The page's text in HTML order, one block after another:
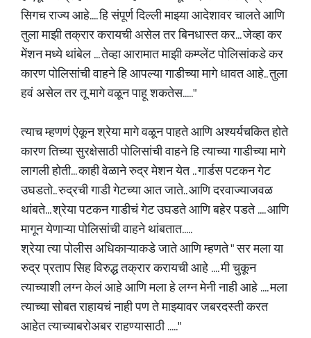
सिगच राज्य आहे.... हि संपूर्ण दिल्ली माझ्या आदेशावर चालते आणि
तुला माझी तक्रार करायची असेल तर बिनधास्त कर... जेव्हा कर
मेंशन मध्ये थांबेल ... तेव्हा आरामात माझी कम्प्लेंट पोलिसांकडे कर
कारण पोलिसांची वाहने हि आपल्या गाडीच्या मागे धावत आहे.. तुला
हवं असेल तर तू मागे वळून पाहू शकतेस....."
त्याच म्हणणं ऐकून श्रेया मागे वळून पाहते आणि अश्यर्यचकित होते
कारण तिच्या सुरक्षेसाठी पोलिसांची वाहने हि त्याच्या गाडीच्या मागे
लागली होती... काही वेळाने रुद्र मेशन येत .. गार्डस पटकन गेट
उघडतो.. रुद्रची गाडी गेटच्या आत जाते.. आणि दरवाज्याजवळ
थांबते... श्रेया पटकन गाडीचं गेट उघडते आणि बहेर पडते .... आणि
मागून येणाऱ्या पोलिसांची वाहने थांबतात.....
श्रेया त्या पोलीस अधिकाऱ्याकडे जाते आणि म्हणते " सर मला या
रुद्र प्रताप सिह विरुद्ध तक्रार करायची आहे .... मी चुकून
त्याच्याशी लग्न केलं आहे आणि मला हे लग्न मेनी नाही आहे .... मला
त्याच्या सोबत राहायचं नाही पण ते माझ्यावर जबरदस्ती करत
आहेत त्याच्याबरोअबर राहण्यासाठी ....."